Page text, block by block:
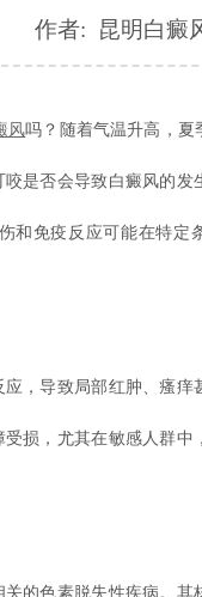
作者: 昆明白癜
风吗？随着气温升高，夏
是否会导致白癜风的发
和免疫反应可能在特定
，导致局部红肿、瘙痒
损，尤其在敏感人群中
的色素脱失性疾病。其